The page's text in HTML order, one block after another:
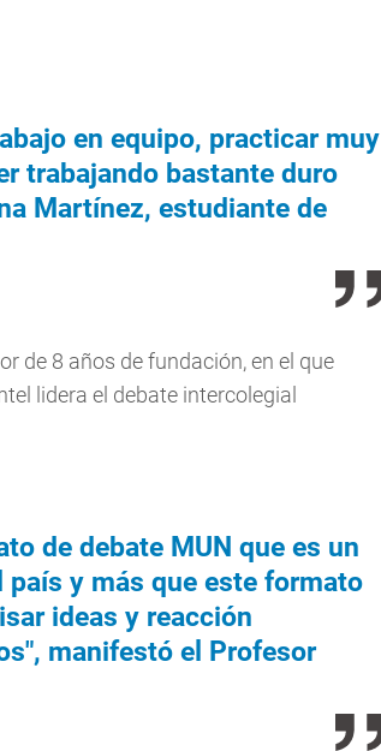
en equipo, practicar muy
trabajando bastante duro
Martínez, estudiante de
de 8 años de fundación, en el que
lidera el debate intercolegial
de debate MUN que es un
y más que este formato
ideas y reacción
manifestó el Profesor